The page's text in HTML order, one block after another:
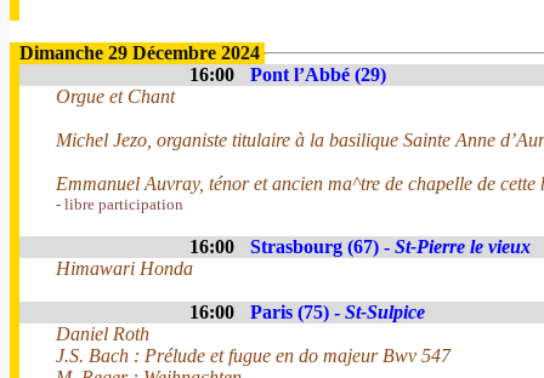
Dimanche 29 Décembre 2024
16:00
Pont l’Abbé (29)
Orgue et Chant
Michel Jezo, organiste titulaire à la basilique Sainte Anne
Emmanuel Auvray, ténor et ancien ma^tre de chapelle de cette
- libre participation
16:00 Strasbourg (67) - St-Pierre le vieux
Himawari Honda
16:00 Paris (75) - St-Sulpice
Daniel Roth
J.S. Bach : Prélude et fugue en do majeur Bwv 547